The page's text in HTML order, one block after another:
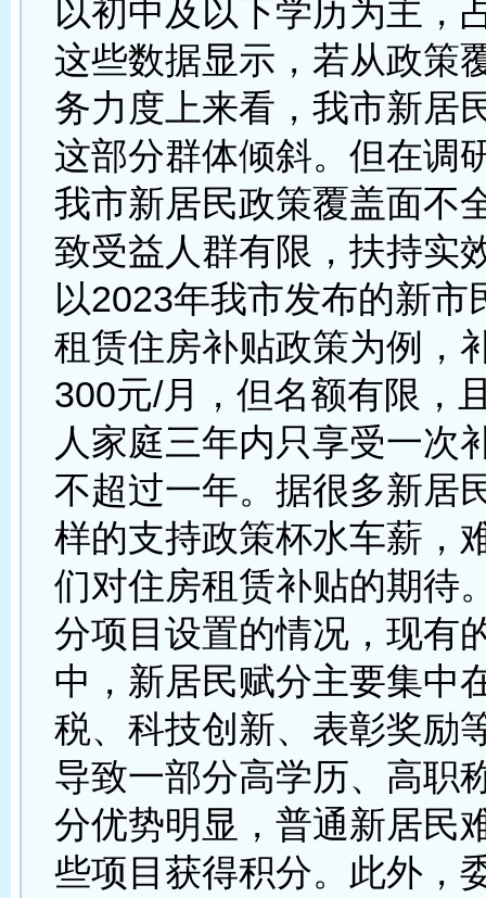
以初中及以下学历为主，
这些数据显示，若从政策
务力度上来看，我市新居
这部分群体倾斜。但在调
我市新居民政策覆盖面不
致受益人群有限，扶持实
以2023年我市发布的新市
租赁住房补贴政策为例，
300元/月，但名额有限，
人家庭三年内只享受一次
不超过一年。据很多新居
样的支持政策杯水车薪，
们对住房租赁补贴的期待
分项目设置的情况，现有
中，新居民赋分主要集中
税、科技创新、表彰奖励
导致一部分高学历、高职
分优势明显，普通新居民
些项目获得积分。此外，